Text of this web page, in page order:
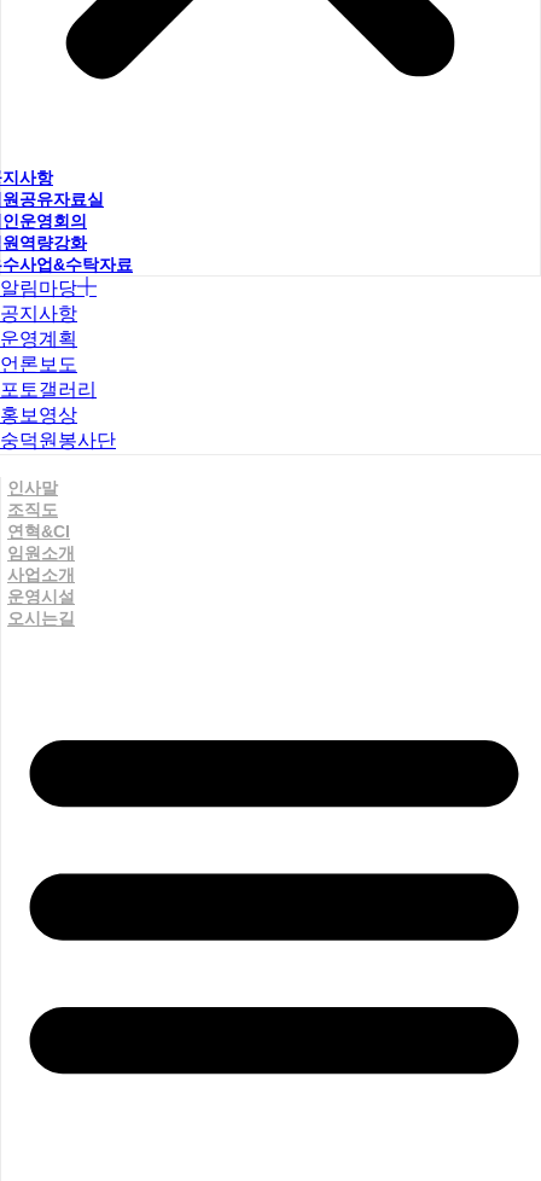
사항
공유자료실
운영회의
역량강화
사업&수탁자료
알림마당
공지사항
운영계획
언론보도
포토갤러리
홍보영상
숭덕원봉사단
인사말
조직도
연혁&CI
임원소개
사업소개
운영시설
오시는길